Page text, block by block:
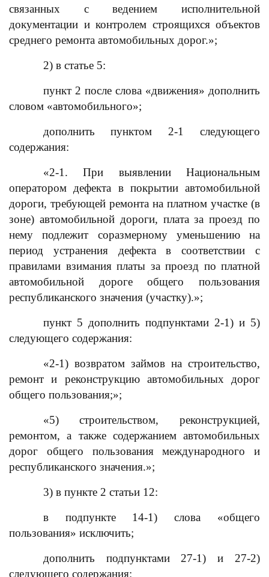
связанных с ведением исполнительной
документации и контролем строящихся объектов
среднего ремонта автомобильных дорог.»;
2) в статье 5:
пункт 2 после слова «движения» дополнить
словом «автомобильного»;
дополнить пунктом 2-1 следующего
содержания:
«2-1. При выявлении Национальным
оператором дефекта в покрытии автомобильной
дороги, требующей ремонта на платном участке (в
зоне) автомобильной дороги, плата за проезд по
нему подлежит соразмерному уменьшению на
период устранения дефекта в соответствии с
правилами взимания платы за проезд по платной
автомобильной дороге общего пользования
республиканского значения (участку).»;
пункт 5 дополнить подпунктами 2-1) и 5)
следующего содержания:
«2-1) возвратом займов на строительство,
ремонт и реконструкцию автомобильных дорог
общего пользования;»;
«5) строительством, реконструкцией,
ремонтом, а также содержанием автомобильных
дорог общего пользования международного и
республиканского значения.»;
3) в пункте 2 статьи 12:
в подпункте 14-1) слова «общего
пользования» исключить;
дополнить подпунктами 27-1) и 27-2)
следующего содержания: